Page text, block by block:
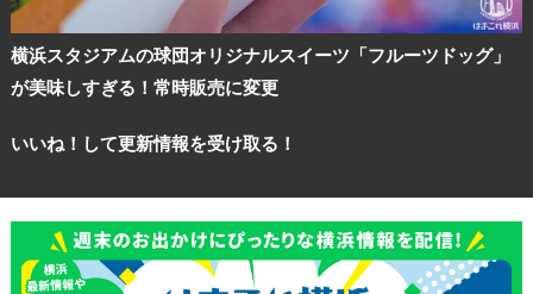
横浜スタジアムの球団オリジナルスイーツ「フルーツドッグ」
が美味しすぎる！常時販売に変更
いいね！して更新情報を受け取る！